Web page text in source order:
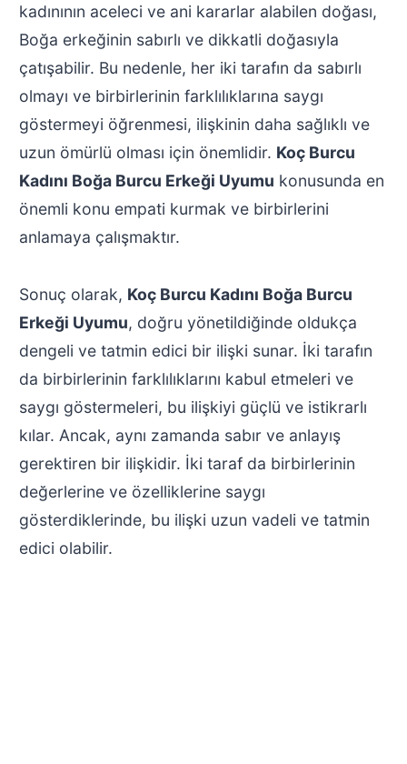
kadınının aceleci ve ani kararlar alabilen doğası,
Boğa erkeğinin sabırlı ve dikkatli doğasıyla
çatışabilir. Bu nedenle, her iki tarafın da sabırlı
olmayı ve birbirlerinin farklılıklarına saygı
göstermeyi öğrenmesi, ilişkinin daha sağlıklı ve
uzun ömürlü olması için önemlidir. Koç Burcu
Kadını Boğa Burcu Erkeği Uyumu konusunda en
önemli konu empati kurmak ve birbirlerini
anlamaya çalışmaktır.
Sonuç olarak, Koç Burcu Kadını Boğa Burcu
Erkeği Uyumu, doğru yönetildiğinde oldukça
dengeli ve tatmin edici bir ilişki sunar. İki tarafın
da birbirlerinin farklılıklarını kabul etmeleri ve
saygı göstermeleri, bu ilişkiyi güçlü ve istikrarlı
kılar. Ancak, aynı zamanda sabır ve anlayış
gerektiren bir ilişkidir. İki taraf da birbirlerinin
değerlerine ve özelliklerine saygı
gösterdiklerinde, bu ilişki uzun vadeli ve tatmin
edici olabilir.